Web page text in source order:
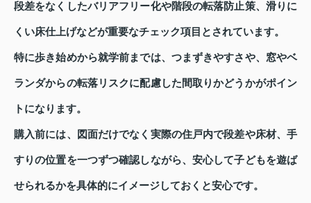
段差をなくしたバリアフリー化や階段の転落防止策、滑りに
くい床仕上げなどが重要なチェック項目とされています。
特に歩き始めから就学前までは、つまずきやすさや、窓やベ
ランダからの転落リスクに配慮した間取りかどうかがポイン
トになります。
購入前には、図面だけでなく実際の住戸内で段差や床材、手
すりの位置を一つずつ確認しながら、安心して子どもを遊ば
せられるかを具体的にイメージしておくと安心です。